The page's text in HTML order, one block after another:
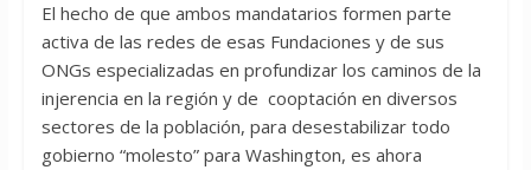
El hecho de que ambos mandatarios formen parte
activa de las redes de esas Fundaciones y de sus
ONGs especializadas en profundizar los caminos de la
injerencia en la región y de cooptación en diversos
sectores de la población, para desestabilizar todo
gobierno “molesto” para Washington, es ahora